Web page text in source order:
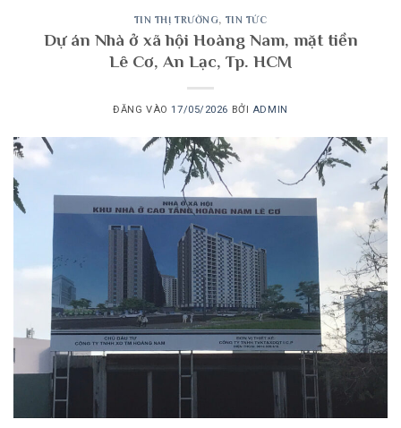
TIN THỊ TRƯỜNG, TIN TỨC
Dự án Nhà ở xã hội Hoàng Nam, mặt tiền
Lê Cơ, An Lạc, Tp. HCM
ĐĂNG VÀO17/05/2026 BỞI ADMIN